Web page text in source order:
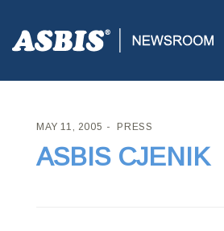
ASBIS CROATIA >PRESS >
MAY 11, 2005 PRESS
ASBIS CJENIK